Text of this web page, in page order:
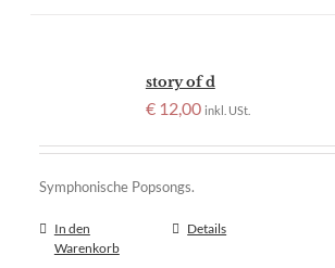
story of d
€12,00 inkl. USt.
Symphonische Popsongs.
In den
Warenkorb
Details